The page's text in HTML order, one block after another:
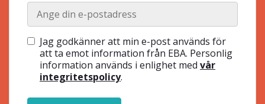
Jag godkänner att min e-post används för
att ta emot information från EBA. Personlig
information används i enlighet med vår
integritetspolicy.